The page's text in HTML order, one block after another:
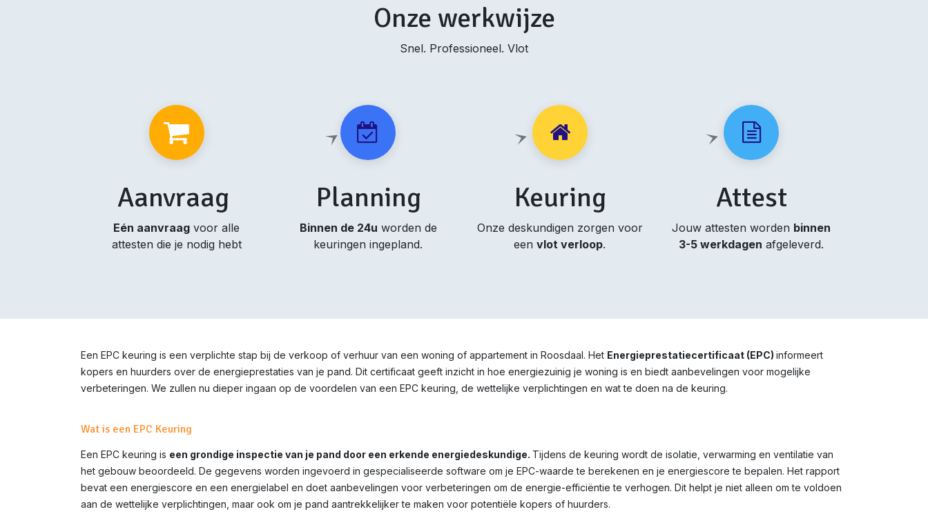
Onze werkwijze
Snel. Professioneel. Vlot
Aanvraag
Eén aanvraag voor alle
attesten die je nodig hebt
Planning
Binnen de 24u worden de
keuringen ingepland.
Keuring
Onze deskundigen zorgen voor
eenvlot verloop.
Attest
Jouw attesten worden binnen
3-5 werkdagen afgeleverd.
Een EPC keuring is een verplichte stap bij de verkoop of verhuur van een woning of appartement in Roosdaal. Het Energieprestatiecertificaat (EPC) informeert
kopers en huurders over de energieprestaties van je pand. Dit certificaat geeft inzicht in hoe energiezuinig je woning is en biedt aanbevelingen voor mogelijke
verbeteringen. We zullen nu dieper ingaan op de voordelen van een EPC keuring, de wettelijke verplichtingen en wat te doen na de keuring.
Wat is een EPC Keuring
Een EPC keuring is een grondige inspectie van je pand door een erkende energiedeskundige. Tijdens de keuring wordt de isolatie, verwarming en ventilatie van
het gebouw beoordeeld. De gegevens worden ingevoerd in gespecialiseerde software om je EPC-waarde te berekenen en je energiescore te bepalen. Het rapport
bevat een energiescore en een energielabel en doet aanbevelingen voor verbeteringen om de energie-efficiëntie te verhogen. Dit helpt je niet alleen om te voldoen
aan de wettelijke verplichtingen, maar ook om je pand aantrekkelijker te maken voor potentiële kopers of huurders.